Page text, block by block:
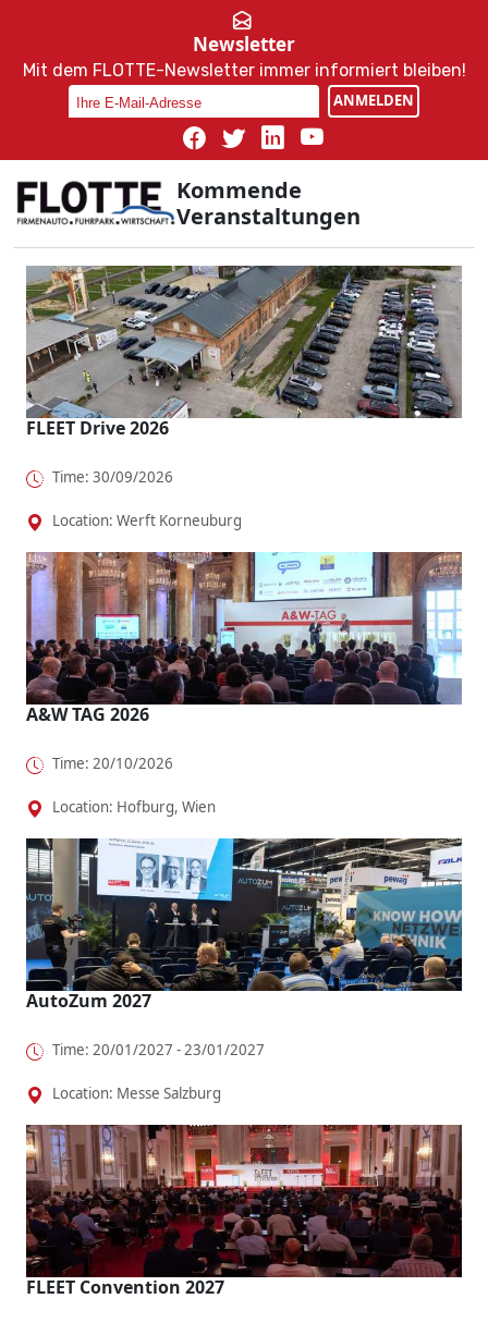
Newsletter
Mit dem FLOTTE-Newsletter immer informiert bleiben!
ANMELDEN
Kommende
Veranstaltungen
FLEET Drive 2026
Time: 30/09/2026
Location: Werft Korneuburg
A&W TAG 2026
Time: 20/10/2026
Location: Hofburg, Wien
AutoZum 2027
Time: 20/01/2027 - 23/01/2027
Location: Messe Salzburg
FLEET Convention 2027